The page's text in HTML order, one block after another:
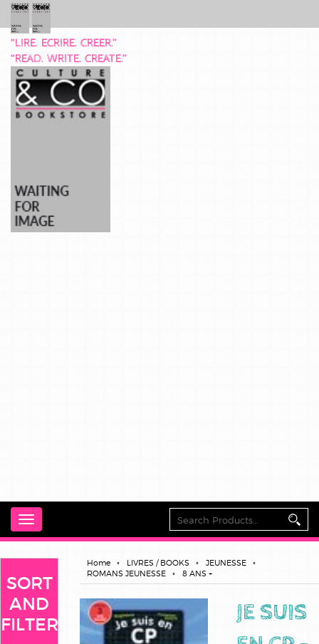
“LIRE. ECRIRE. CREER.”
“READ. WRITE. CREATE.”
Toggle
navigation
SORT
AND
FILTER
Home LIVRES / BOOKS
JEUNESSE
ROMANS JEUNESSE
8 ANS +
JE SUIS